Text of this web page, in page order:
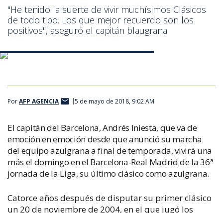
"He tenido la suerte de vivir muchísimos Clásicos
de todo tipo. Los que mejor recuerdo son los
positivos", aseguró el capitán blaugrana
PorAFP AGENCIA 5 de mayo de 2018, 9:02 AM
El capitán del Barcelona, Andrés Iniesta, que va de
emoción en emoción desde que anunció su marcha
del equipo azulgrana a final de temporada, vivirá una
más el domingo en el Barcelona-Real Madrid de la 36ª
jornada de la Liga, su último clásico como azulgrana.
Catorce años después de disputar su primer clásico
un 20 de noviembre de 2004, en el que jugó los